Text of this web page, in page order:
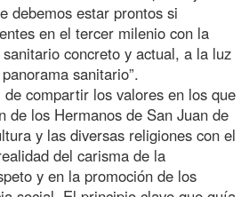
debemos estar prontos si
en el tercer milenio con la
concreto y actual, a la luz
sanitario”.
compartir los valores en los que
de los Hermanos de San Juan de
y las diversas religiones con el
del carisma de la
y en la promoción de los